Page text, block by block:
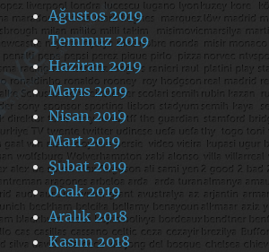
Ağustos 2019
Temmuz 2019
Haziran 2019
Mayıs 2019
Nisan 2019
Mart 2019
Şubat 2019
Ocak 2019
Aralık 2018
Kasım 2018